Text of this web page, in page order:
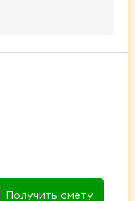
Получить смету